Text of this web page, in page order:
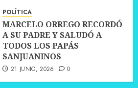
POLÍTICA
MARCELO ORREGO RECORDÓ
A SU PADRE Y SALUDÓ A
TODOS LOS PAPÁS
SANJUANINOS
21 JUNIO, 2026 0